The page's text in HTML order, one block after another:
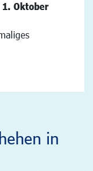
Oktober
in